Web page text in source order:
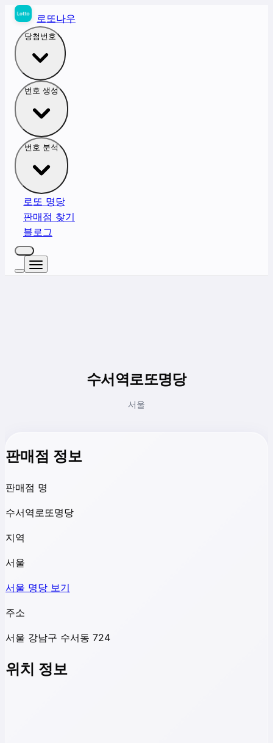
로또나우
당첨번호
번호 생성
번호 분석
로또 명당
판매점 찾기
블로그
수서역로또명당
서울
판매점 정보
판매점 명
수서역로또명당
지역
서울
서울 명당 보기
주소
서울 강남구 수서동 724
위치 정보